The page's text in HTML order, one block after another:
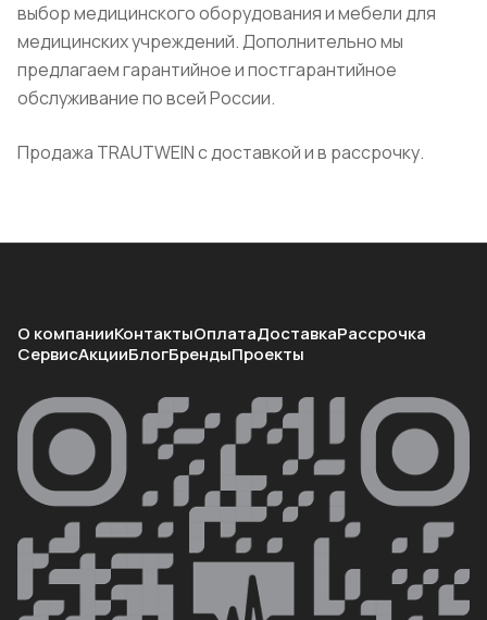
выбор медицинского оборудования и мебели для
медицинских учреждений. Дополнительно мы
предлагаем гарантийное и постгарантийное
обслуживание по всей России.
Продажа TRAUTWEIN с доставкой и в рассрочку.
О компанииКонтактыОплатаДоставкаРассрочка
СервисАкцииБлогБрендыПроекты